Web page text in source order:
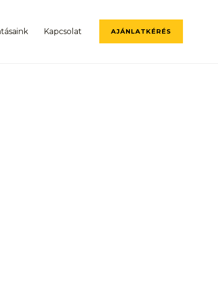
Kapcsolat AJÁNLATKÉRÉS